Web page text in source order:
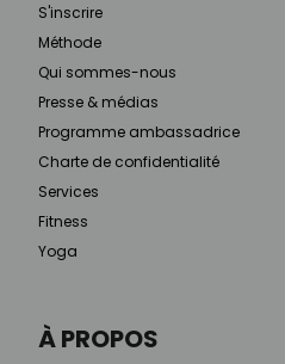
À PROPOS
S'inscrire
Méthode
Qui sommes-nous
Presse & médias
Programme ambassadrice
Charte de confidentialité
Services
Fitness
Yoga